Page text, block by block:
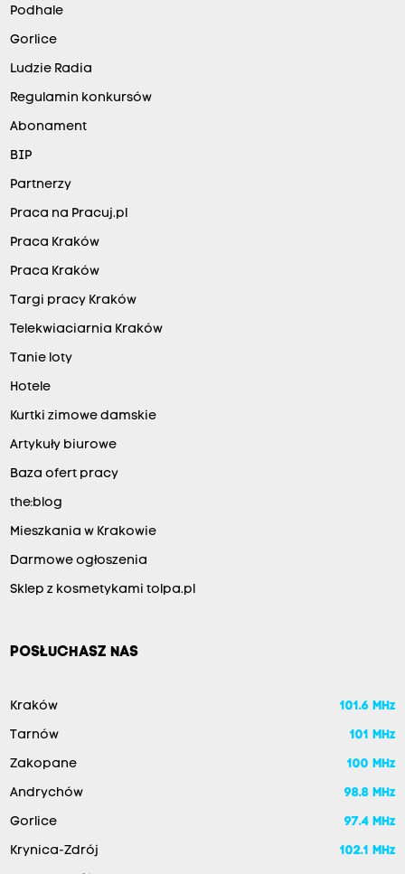
Podhale
Gorlice
Ludzie Radia
Regulamin konkursów
Abonament
BIP
Partnerzy
Praca na Pracuj.pl
Praca Kraków
Praca Kraków
Targi pracy Kraków
Telekwiaciarnia Kraków
Tanie loty
Hotele
Kurtki zimowe damskie
Artykuły biurowe
Baza ofert pracy
the:blog
Mieszkania w Krakowie
Darmowe ogłoszenia
Sklep z kosmetykami tolpa.pl
POSŁUCHASZ NAS
Kraków 101.6 MHz
Tarnów 101 MHz
Zakopane 100 MHz
Andrychów 98.8 MHz
Gorlice 97.4 MHz
Krynica-Zdrój 102.1 MHz